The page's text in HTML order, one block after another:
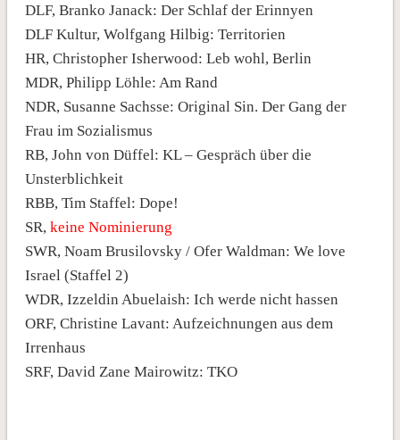
DLF, Branko Janack: Der Schlaf der Erinnyen
DLF Kultur, Wolfgang Hilbig: Territorien
HR, Christopher Isherwood: Leb wohl, Berlin
MDR, Philipp Löhle: Am Rand
NDR, Susanne Sachsse: Original Sin. Der Gang der
Frau im Sozialismus
RB, John von Düffel: KL – Gespräch über die
Unsterblichkeit
RBB, Tim Staffel: Dope!
SR, keine Nominierung
SWR, Noam Brusilovsky / Ofer Waldman: We love
Israel (Staffel 2)
WDR, Izzeldin Abuelaish: Ich werde nicht hassen
ORF, Christine Lavant: Aufzeichnungen aus dem
Irrenhaus
SRF, David Zane Mairowitz: TKO